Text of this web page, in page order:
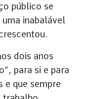
público se
inabalável
dois anos
para si e para
e que sempre